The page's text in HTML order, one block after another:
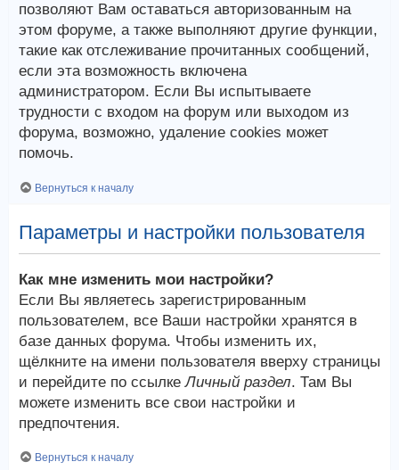
позволяют Вам оставаться авторизованным на
этом форуме, а также выполняют другие функции,
такие как отслеживание прочитанных сообщений,
если эта возможность включена
администратором. Если Вы испытываете
трудности с входом на форум или выходом из
форума, возможно, удаление cookies может
помочь.
Вернуться к началу
Параметры и настройки пользователя
Как мне изменить мои настройки?
Если Вы являетесь зарегистрированным
пользователем, все Ваши настройки хранятся в
базе данных форума. Чтобы изменить их,
щёлкните на имени пользователя вверху страницы
и перейдите по ссылкеЛичный раздел. Там Вы
можете изменить все свои настройки и
предпочтения.
Вернуться к началу